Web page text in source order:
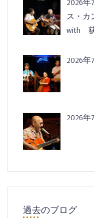
ス・カ
with
2026
2026
過去のブログ